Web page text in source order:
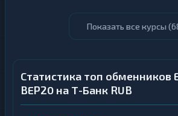
Показать все курсы (
Статистика топ обменников
BEP20 на Т-Банк RUB